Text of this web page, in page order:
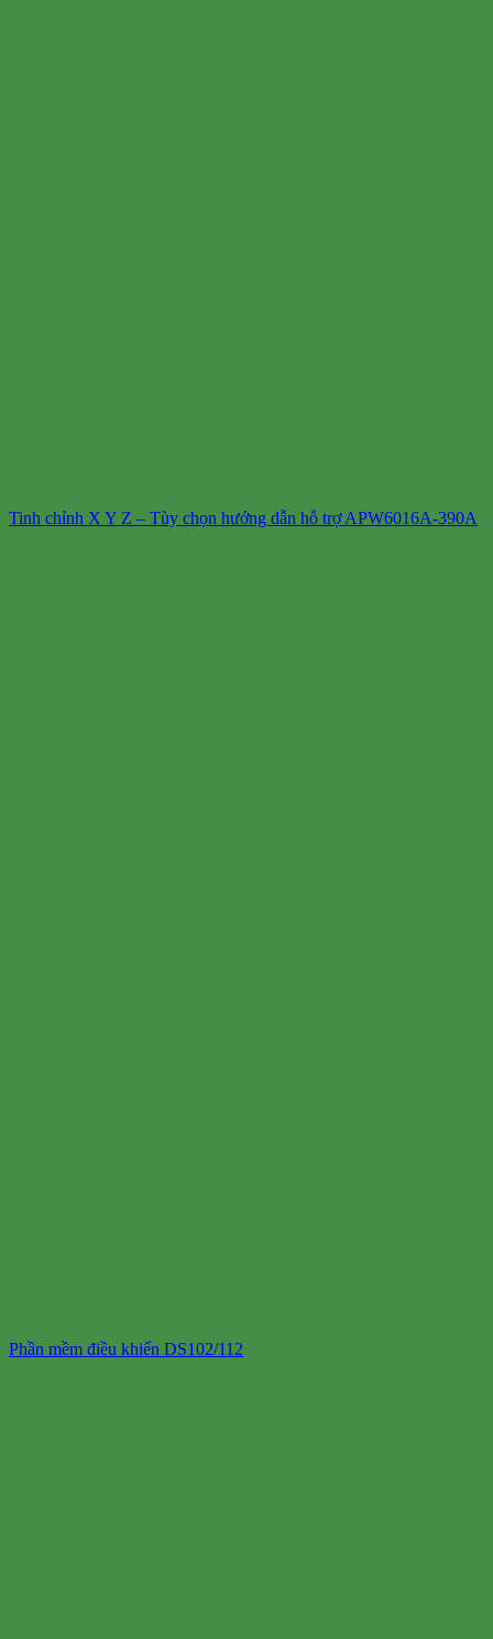
Tinh chỉnh X Y Z – Tùy chọn hướng dẫn hỗ trợ APW6016A-390A
Phần mềm điều khiển DS102/112